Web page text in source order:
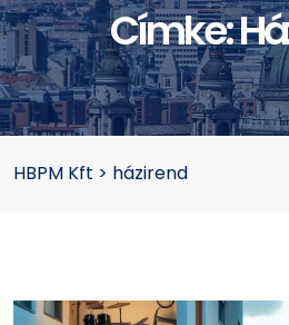
Címke:
HBPM Kft > házirend